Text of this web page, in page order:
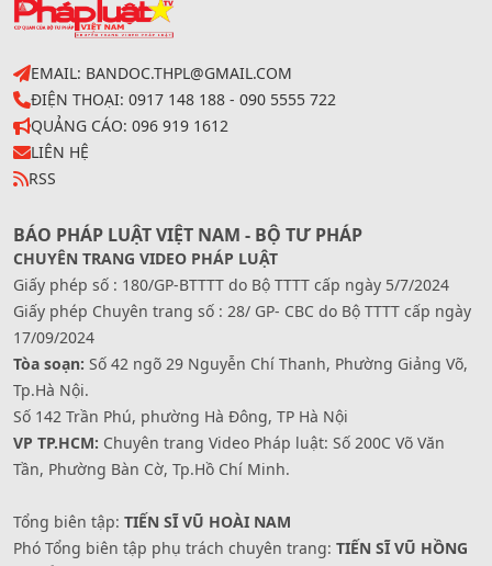
EMAIL: BANDOC.THPL@GMAIL.COM
ĐIỆN THOẠI: 0917 148 188 - 090 5555 722
QUẢNG CÁO: 096 919 1612
LIÊN HỆ
RSS
BÁO PHÁP LUẬT VIỆT NAM - BỘ TƯ PHÁP
CHUYÊN TRANG VIDEO PHÁP LUẬT
Giấy phép số : 180/GP-BTTTT do Bộ TTTT cấp ngày 5/7/2024
Giấy phép Chuyên trang số : 28/ GP- CBC do Bộ TTTT cấp ngày
17/09/2024
Tòa soạn: Số 42 ngõ 29 Nguyễn Chí Thanh, Phường Giảng Võ,
Tp.Hà Nội.
Số 142 Trần Phú, phường Hà Đông, TP Hà Nội
VP TP.HCM: Chuyên trang Video Pháp luật: Số 200C Võ Văn
Tần, Phường Bàn Cờ, Tp.Hồ Chí Minh.
Tổng biên tập: TIẾN SĨ VŨ HOÀI NAM
Phó Tổng biên tập phụ trách chuyên trang: TIẾN SĨ VŨ HỒNG